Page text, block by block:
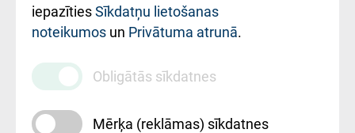
iestādes kods
010000234
Maksas
pakalpojumu
cenrādis
iepazītiesSīkdatņu lietošanas
noteikumos un Privātuma atrunā.
Obligātās sīkdatnes
Mērķa (reklāmas) sīkdatnes